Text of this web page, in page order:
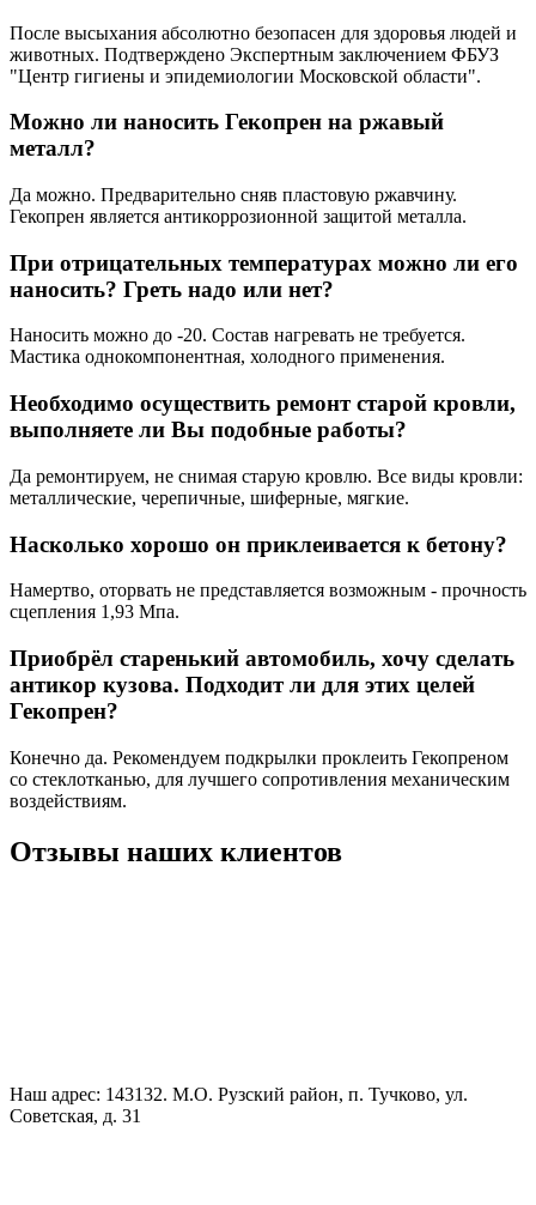
После высыхания абсолютно безопасен для здоровья людей и
животных. Подтверждено Экспертным заключением ФБУЗ
"Центр гигиены и эпидемиологии Московской области".
Можно ли наносить Гекопрен на ржавый
металл?
Да можно. Предварительно сняв пластовую ржавчину.
Гекопрен является антикоррозионной защитой металла.
При отрицательных температурах можно ли его
наносить? Греть надо или нет?
Наносить можно до -20. Состав нагревать не требуется.
Мастика однокомпонентная, холодного применения.
Необходимо осуществить ремонт старой кровли,
выполняете ли Вы подобные работы?
Да ремонтируем, не снимая старую кровлю. Все виды кровли:
металлические, черепичные, шиферные, мягкие.
Насколько хорошо он приклеивается к бетону?
Намертво, оторвать не представляется возможным - прочность
сцепления 1,93 Мпа.
Приобрёл старенький автомобиль, хочу сделать
антикор кузова. Подходит ли для этих целей
Гекопрен?
Конечно да. Рекомендуем подкрылки проклеить Гекопреном
со стеклотканью, для лучшего сопротивления механическим
воздействиям.
Отзывы наших клиентов
Наш адрес: 143132. М.О. Рузский район, п. Тучково, ул.
Советская, д. 31